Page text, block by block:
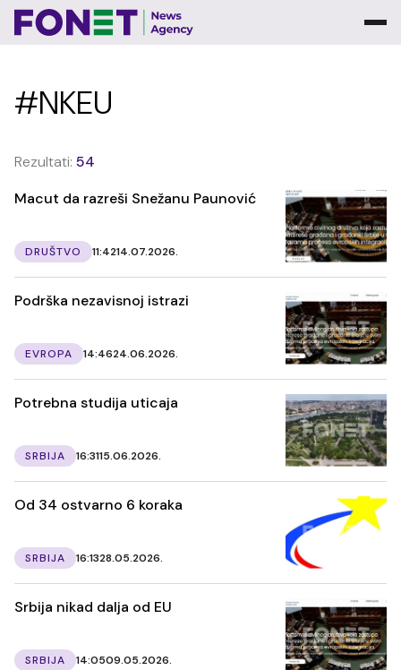
#NKEU
Rezultati: 54
Macut da razreši Snežanu Paunović
DRUŠTVO 11:4214.07.2026.
Podrška nezavisnoj istrazi
EVROPA 14:4624.06.2026.
Potrebna studija uticaja
SRBIJA 16:3115.06.2026.
Od 34 ostvarno 6 koraka
SRBIJA 16:1328.05.2026.
Srbija nikad dalja od EU
SRBIJA 14:0509.05.2026.